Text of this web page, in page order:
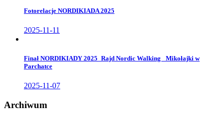
Fotorelacje NORDIKIADA 2025
2025-11-11
Finał NORDIKIADY 2025_Rajd Nordic Walking _Mikołajki w
Parchatce
2025-11-07
Archiwum